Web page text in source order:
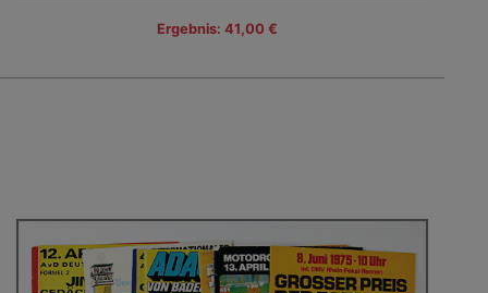
Ergebnis: 41,00 €